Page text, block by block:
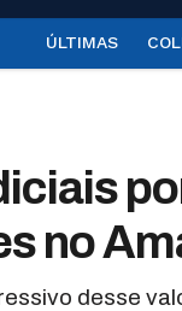
ÚLTIMAS
no
desse